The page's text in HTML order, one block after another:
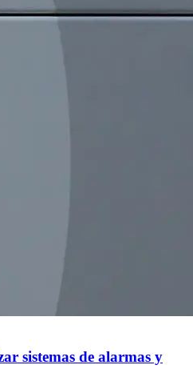
sistemas de alarmas y